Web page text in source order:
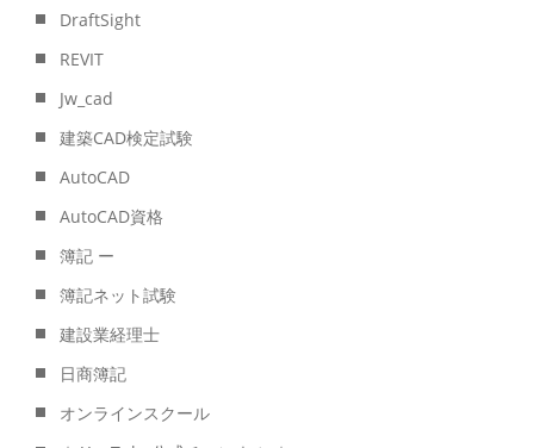
DraftSight
REVIT
Jw_cad
建築CAD検定試験
AutoCAD
AutoCAD資格
簿記 ー
簿記ネット試験
建設業経理士
日商簿記
オンラインスクール